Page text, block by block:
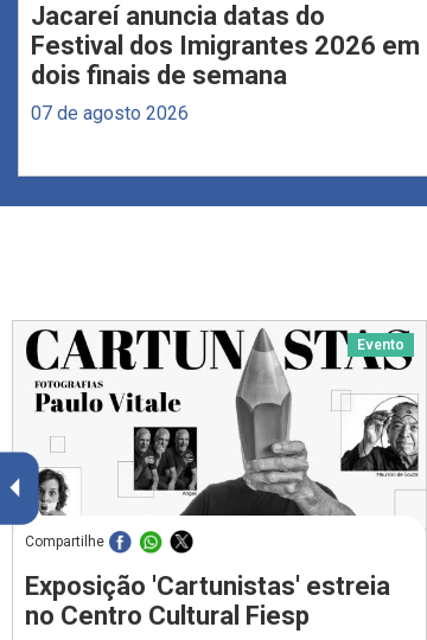
Jacareí anuncia datas do
Festival dos Imigrantes 2026 em
dois finais de semana
07 de agosto 2026
Evento
Compartilhe
Exposição 'Cartunistas' estreia
no Centro Cultural Fiesp